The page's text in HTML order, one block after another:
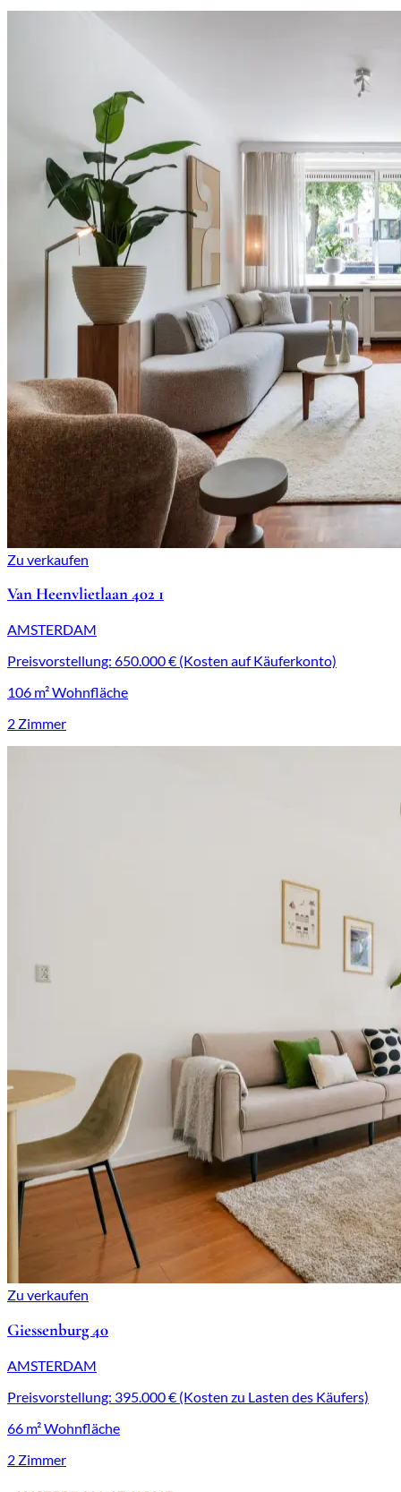
Zu verkaufen
Van Heenvlietlaan 402 1
AMSTERDAM
Preisvorstellung: 650.000 € (Kosten auf Käuferkonto)
106 m² Wohnfläche
2 Zimmer
Zu verkaufen
Giessenburg 40
AMSTERDAM
Preisvorstellung: 395.000 € (Kosten zu Lasten des Käufers)
66 m² Wohnfläche
2 Zimmer